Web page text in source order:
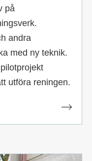
på
andra
med ny teknik.
utföra reningen.